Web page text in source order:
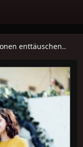
enttäuschen..